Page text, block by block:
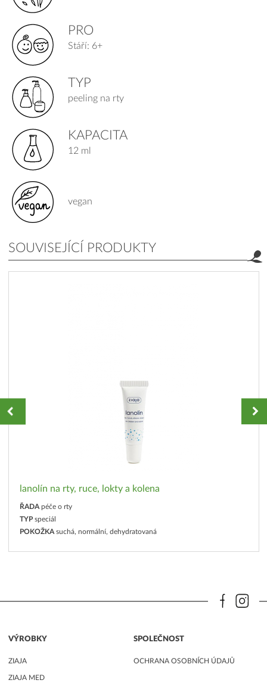
PRO
Stáří: 6+
TYP
peeling na rty
KAPACITA
12 ml
vegan
SOUVISEJÍCÍ PRODUKTY
lanolín na rty, ruce, lokty a kolena
ŘADA péče o rty
TYP speciál
POKOŽKA suchá, normální, dehydratovaná
VÝROBKY
ZIAJA
ZIAJA MED
SPOLEČNOST
OCHRANA OSOBNÍCH ÚDAJŮ